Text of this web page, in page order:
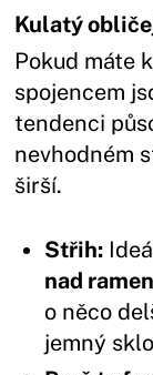
Kulatý
Pokud máte
spojencem
tendenci
nevhodném
širší.
Střih:
nad
o něco
jemný